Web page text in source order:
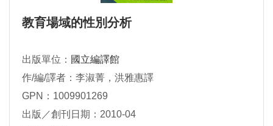
教育場域的性別分析
出版單位： 國立編譯館
作/編/譯者：李淑菁，洪雅惠譯
GPN：1009901269
出版／創刊日期：2010-04